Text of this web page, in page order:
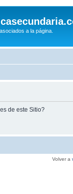
a la página.
de este Sitio?
Volver a